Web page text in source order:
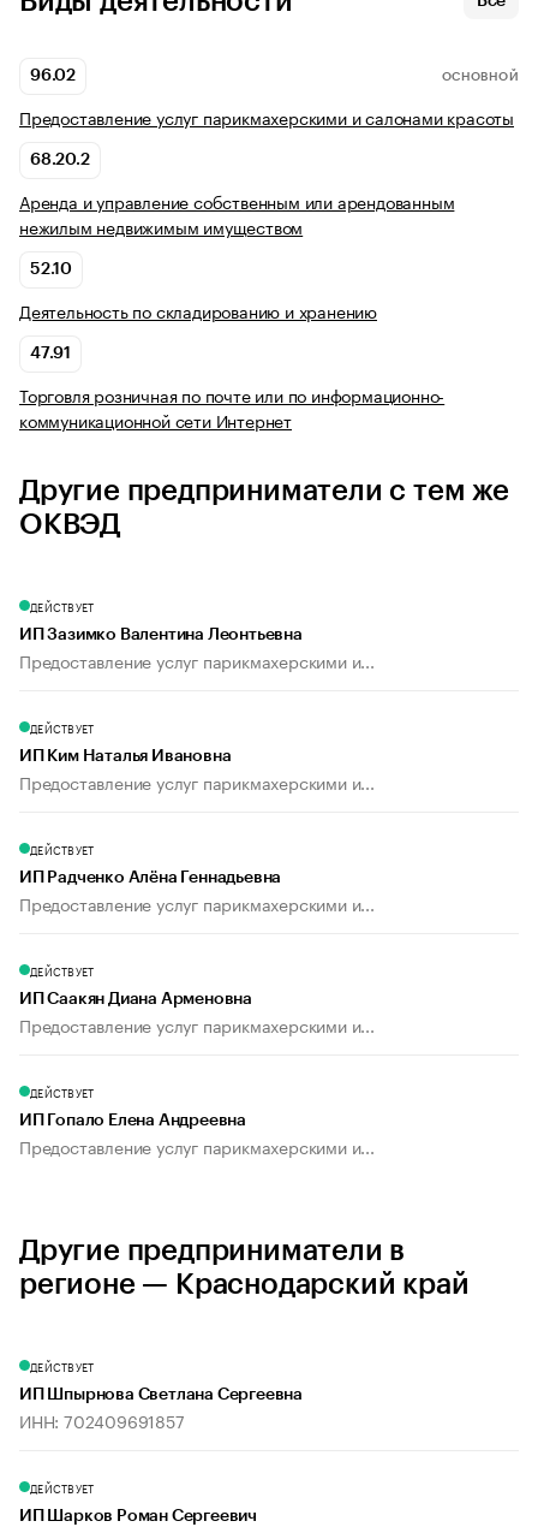
96.02 ОСНОВНОЙ
Предоставление услуг парикмахерскими и салонами красоты
68.20.2
Аренда и управление собственным или арендованным
нежилым недвижимым имуществом
52.10
Деятельность по складированию и хранению
47.91
Торговля розничная по почте или по информационно-
коммуникационной сети Интернет
Другие предприниматели с тем же
ОКВЭД
ДЕЙСТВУЕТ
ИП Зазимко Валентина Леонтьевна
Предоставление услуг парикмахерскими и...
ДЕЙСТВУЕТ
ИП Ким Наталья Ивановна
Предоставление услуг парикмахерскими и...
ДЕЙСТВУЕТ
ИП Радченко Алёна Геннадьевна
Предоставление услуг парикмахерскими и...
ДЕЙСТВУЕТ
ИП Саакян Диана Арменовна
Предоставление услуг парикмахерскими и...
ДЕЙСТВУЕТ
ИП Гопало Елена Андреевна
Предоставление услуг парикмахерскими и...
Другие предприниматели в
регионе — Краснодарский край
ДЕЙСТВУЕТ
ИП Шпырнова Светлана Сергеевна
ИНН: 702409691857
ДЕЙСТВУЕТ
ИП Шарков Роман Сергеевич